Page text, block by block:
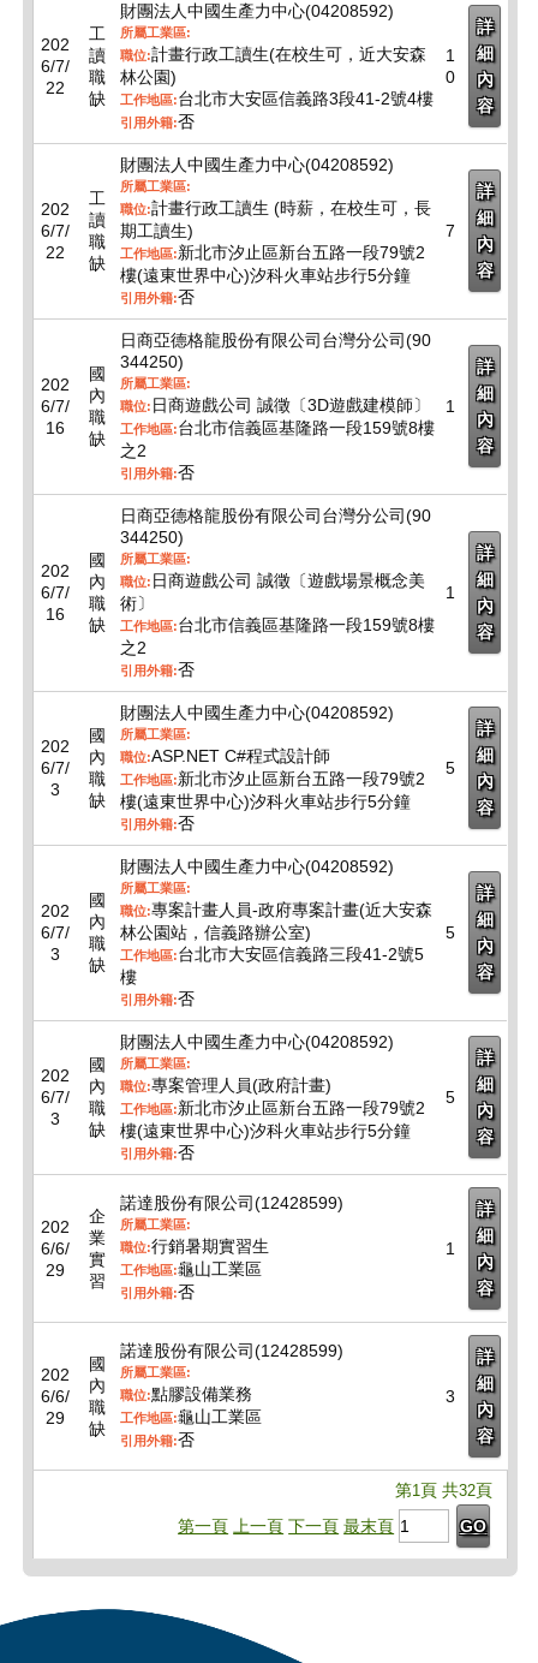
202
6/7/
22
工
讀
職
缺
財團法人中國生產力中心(04208592)
所屬工業區:
職位:計畫行政工讀生(在校生可，近大安森
林公園)
工作地區:台北市大安區信義路3段41-2號4樓
引用外籍:否
1
0
詳
細
內
容
202
6/7/
22
工
讀
職
缺
財團法人中國生產力中心(04208592)
所屬工業區:
職位:計畫行政工讀生 (時薪，在校生可，長
期工讀生)
工作地區:新北市汐止區新台五路一段79號2
樓(遠東世界中心)汐科火車站步行5分鐘
引用外籍:否
7
詳
細
內
容
202
6/7/
16
國
內
職
缺
日商亞德格龍股份有限公司台灣分公司(90
344250)
所屬工業區:
職位: 日商遊戲公司 誠徵〔3D遊戲建模師〕
工作地區:台北市信義區基隆路一段159號8樓
之2
引用外籍:否
1
詳
細
內
容
202
6/7/
16
國
內
職
缺
日商亞德格龍股份有限公司台灣分公司(90
344250)
所屬工業區:
職位: 日商遊戲公司 誠徵〔遊戲場景概念美
術〕
工作地區:台北市信義區基隆路一段159號8樓
之2
引用外籍:否
1
詳
細
內
容
202
6/7/
3
國
內
職
缺
財團法人中國生產力中心(04208592)
所屬工業區:
職位:ASP.NET C#程式設計師
工作地區:新北市汐止區新台五路一段79號2
樓(遠東世界中心)汐科火車站步行5分鐘
引用外籍:否
5
詳
細
內
容
202
6/7/
3
國
內
職
缺
財團法人中國生產力中心(04208592)
所屬工業區:
職位:專案計畫人員-政府專案計畫(近大安森
林公園站，信義路辦公室)
工作地區:台北市大安區信義路三段41-2號5
樓
引用外籍:否
5
詳
細
內
容
202
6/7/
3
國
內
職
缺
財團法人中國生產力中心(04208592)
所屬工業區:
職位:專案管理人員(政府計畫)
工作地區:新北市汐止區新台五路一段79號2
樓(遠東世界中心)汐科火車站步行5分鐘
引用外籍:否
5
詳
細
內
容
202
6/6/
29
企
業
實
習
諾達股份有限公司(12428599)
所屬工業區:
職位:行銷暑期實習生
工作地區:龜山工業區
引用外籍:否
1
詳
細
內
容
202
6/6/
29
國
內
職
缺
諾達股份有限公司(12428599)
所屬工業區:
職位:點膠設備業務
工作地區:龜山工業區
引用外籍:否
3
詳
細
內
容
第1頁 共32頁
第一頁
上一頁 下一頁 最末頁 GO